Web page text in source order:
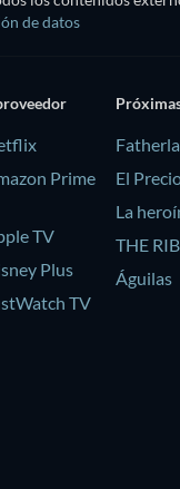
de datos
Prime
TV
Plus
TV
El
La
THE
Águilas